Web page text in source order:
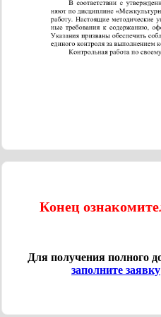
Конец
Для получения полного
заполните заявку